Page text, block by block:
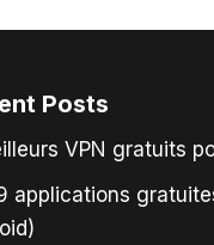
Posts
VPN gratuits
applications